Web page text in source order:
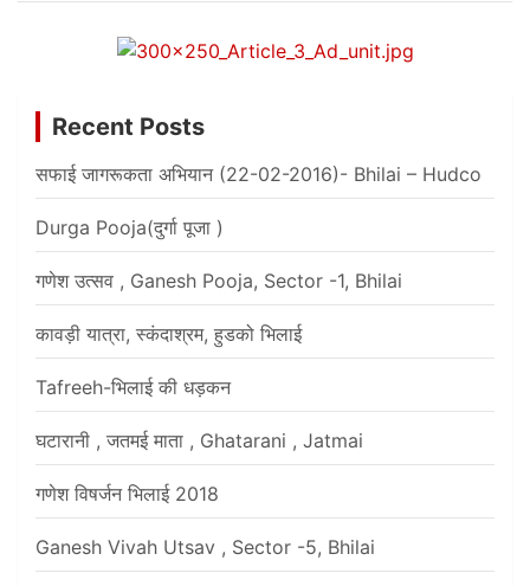
Recent Posts
सफाई जागरूकता अभियान (22-02-2016)- Bhilai – Hudco
Durga Pooja(दुर्गा पूजा )
गणेश उत्सव , Ganesh Pooja, Sector -1, Bhilai
कावड़ी यात्रा, स्कंदाश्रम, हुडको भिलाई
Tafreeh-भिलाई की धड़कन
घटारानी , जतमई माता , Ghatarani , Jatmai
गणेश विषर्जन भिलाई 2018
Ganesh Vivah Utsav , Sector -5, Bhilai